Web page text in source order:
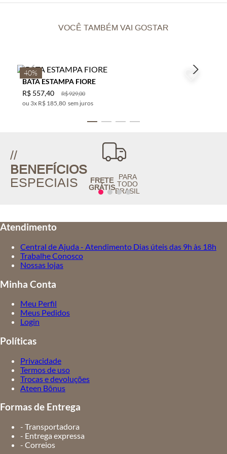
VOCÊ TAMBÉM VAI GOSTAR
40%
BATA ESTAMPA FIORE
R$929,00
R$ 557,40
3x R$ 185,80 sem juros
//
BENEFÍCIOS
ESPECIAIS
FRETE
GRÁTIS
PARA
TODO
BRASIL
Atendimento
Central de Ajuda - Atendimento Dias úteis das 9h às 18h
Trabalhe Conosco
Nossas lojas
Minha Conta
Meu Perfil
Meus Pedidos
Login
Políticas
Privacidade
Termos de uso
Trocas e devoluções
Ateen Bônus
Formas de Entrega
- Transportadora
- Entrega expressa
- Correios